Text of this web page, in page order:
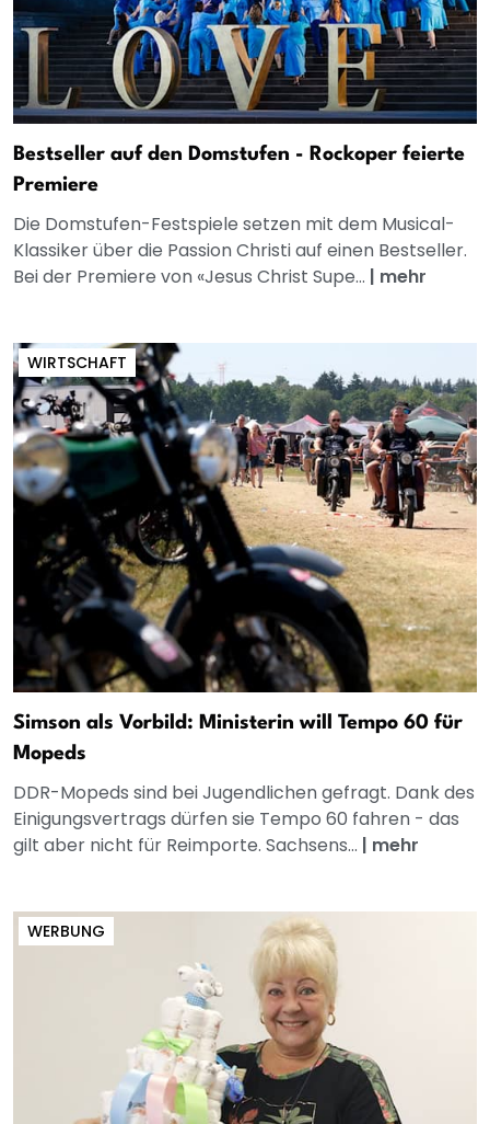
Bestseller auf den Domstufen - Rockoper feierte
Premiere
Die Domstufen-Festspiele setzen mit dem Musical-
Klassiker über die Passion Christi auf einen Bestseller.
Bei der Premiere von «Jesus Christ Supe... | mehr
WIRTSCHAFT
Simson als Vorbild: Ministerin will Tempo 60 für
Mopeds
DDR-Mopeds sind bei Jugendlichen gefragt. Dank des
Einigungsvertrags dürfen sie Tempo 60 fahren - das
gilt aber nicht für Reimporte. Sachsens... | mehr
WERBUNG